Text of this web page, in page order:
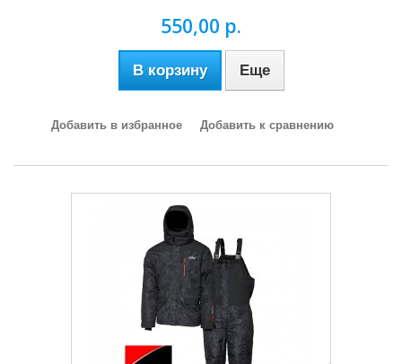
550,00 р.
В корзину Еще
Добавить в избранное Добавить к сравнению